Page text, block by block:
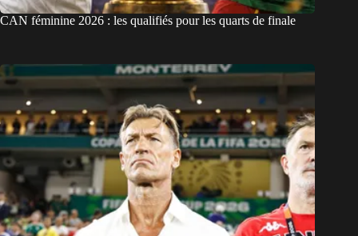
CAN féminine 2026 : les qualifiés pour les quarts de finale